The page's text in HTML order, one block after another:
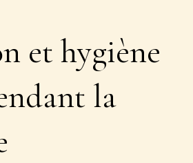
et hygiène
la